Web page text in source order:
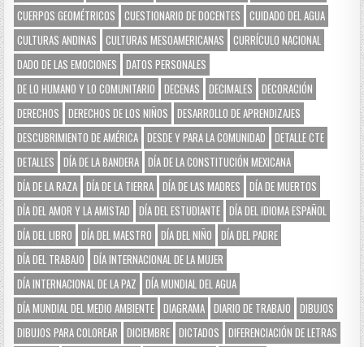
CUERPOS GEOMÉTRICOS
CUESTIONARIO DE DOCENTES
CUIDADO DEL AGUA
CULTURAS ANDINAS
CULTURAS MESOAMERICANAS
CURRÍCULO NACIONAL
DADO DE LAS EMOCIONES
DATOS PERSONALES
DE LO HUMANO Y LO COMUNITARIO
DECENAS DECIMALES
DECORACIÓN
DERECHOS
DERECHOS DE LOS NIÑOS
DESARROLLO DE APRENDIZAJES
DESCUBRIMIENTO DE AMÉRICA DESDE Y PARA LA COMUNIDAD
DETALLE CTE
DETALLES
DÍA DE LA BANDERA DÍA DE LA CONSTITUCIÓN MEXICANA
DÍA DE LA RAZA DÍA DE LA TIERRA DÍA DE LAS MADRES
DÍA DE MUERTOS
DÍA DEL AMOR Y LA AMISTAD
DÍA DEL ESTUDIANTE DÍA DEL IDIOMA ESPAÑOL
DÍA DEL LIBRO
DÍA DEL MAESTRO DÍA DEL NIÑO
DÍA DEL PADRE
DÍA DEL TRABAJO
DÍA INTERNACIONAL DE LA MUJER
DÍA INTERNACIONAL DE LA PAZ
DÍA MUNDIAL DEL AGUA
DÍA MUNDIAL DEL MEDIO AMBIENTE DIAGRAMA DIARIO DE TRABAJO
DIBUJOS
DIBUJOS PARA COLOREAR
DICIEMBRE DICTADOS
DIFERENCIACIÓN DE LETRAS